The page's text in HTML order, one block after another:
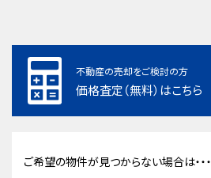
不動産の売却をご検討の方
価格査定（無料）はこちら
ご希望の物件が見つからない場合は・・・